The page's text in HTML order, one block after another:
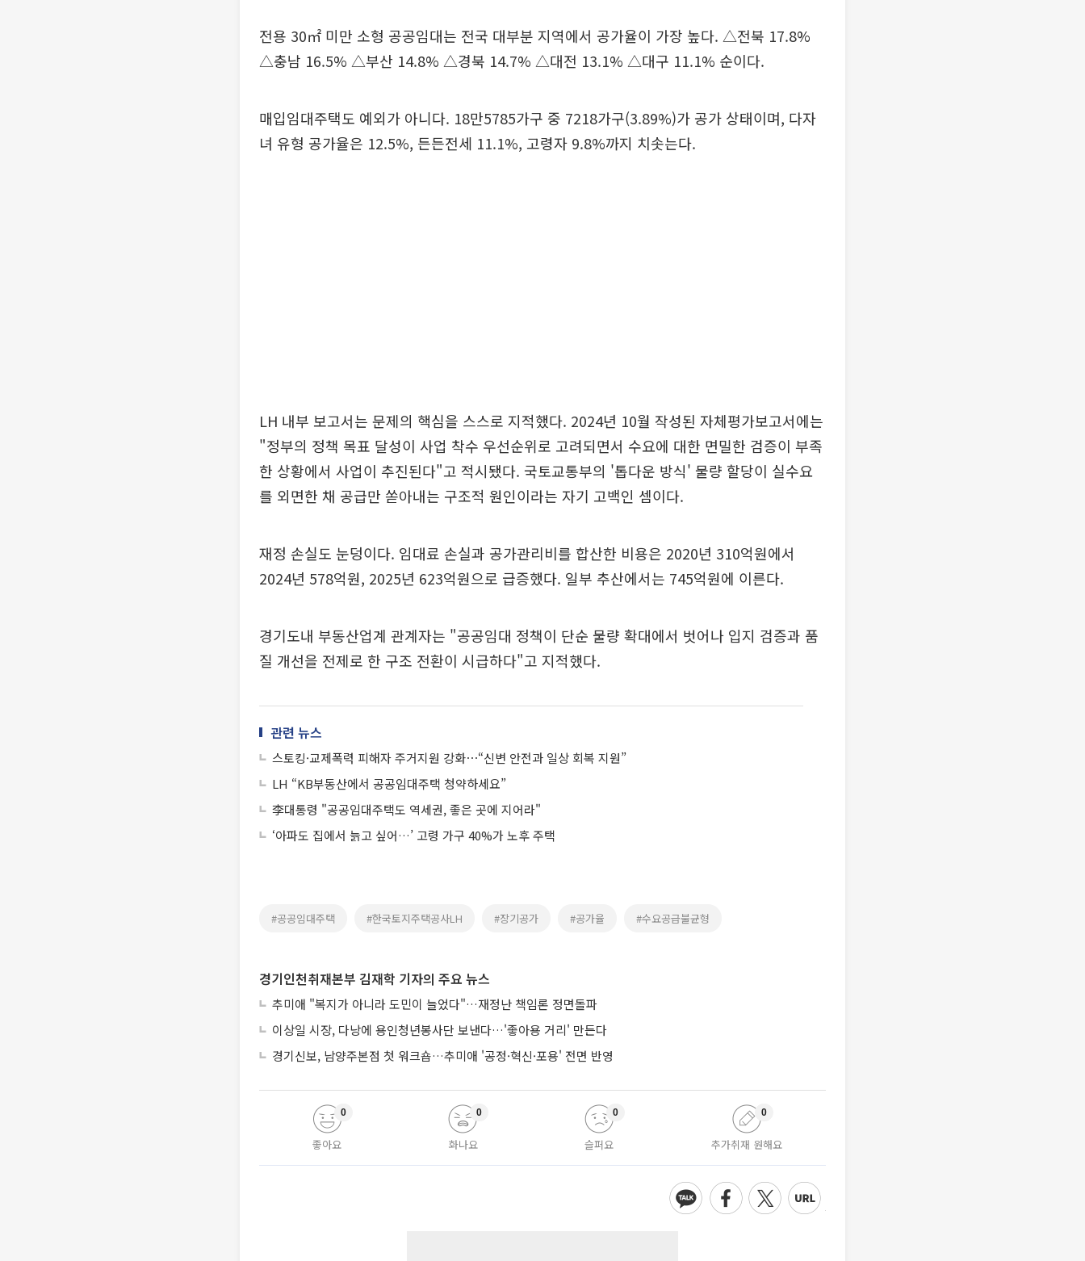
전용 30㎡ 미만 소형 공공임대는 전국 대부분 지역에서 공가율이 가장 높다. △전북 17.8%
△충남 16.5% △부산 14.8% △경북 14.7% △대전 13.1% △대구 11.1% 순이다.
매입임대주택도 예외가 아니다. 18만5785가구 중 7218가구(3.89%)가 공가 상태이며, 다자
녀 유형 공가율은 12.5%, 든든전세 11.1%, 고령자 9.8%까지 치솟는다.
LH 내부 보고서는 문제의 핵심을 스스로 지적했다. 2024년 10월 작성된 자체평가보고서에는
"정부의 정책 목표 달성이 사업 착수 우선순위로 고려되면서 수요에 대한 면밀한 검증이 부족
한 상황에서 사업이 추진된다"고 적시됐다. 국토교통부의 '톱다운 방식' 물량 할당이 실수요
를 외면한 채 공급만 쏟아내는 구조적 원인이라는 자기 고백인 셈이다.
재정 손실도 눈덩이다. 임대료 손실과 공가관리비를 합산한 비용은 2020년 310억원에서
2024년 578억원, 2025년 623억원으로 급증했다. 일부 추산에서는 745억원에 이른다.
경기도내 부동산업계 관계자는 "공공임대 정책이 단순 물량 확대에서 벗어나 입지 검증과 품
질 개선을 전제로 한 구조 전환이 시급하다"고 지적했다.
관련 뉴스
스토킹·교제폭력 피해자 주거지원 강화⋯“신변 안전과 일상 회복 지원”
LH “KB부동산에서 공공임대주택 청약하세요”
李대통령 "공공임대주택도 역세권, 좋은 곳에 지어라"
‘아파도 집에서 늙고 싶어…’ 고령 가구 40%가 노후 주택
#공공임대주택 #한국토지주택공사LH #장기공가 #공가율 #수요공급불균형
경기인천취재본부 김재학 기자의 주요 뉴스
추미애 "복지가 아니라 도민이 늘었다"…재정난 책임론 정면돌파
이상일 시장, 다낭에 용인청년봉사단 보낸다…'좋아용 거리' 만든다
경기신보, 남양주본점 첫 워크숍…추미애 '공정·혁신·포용' 전면 반영
좋아요
0
화나요
0
슬퍼요
0
추가취재 원해요
0